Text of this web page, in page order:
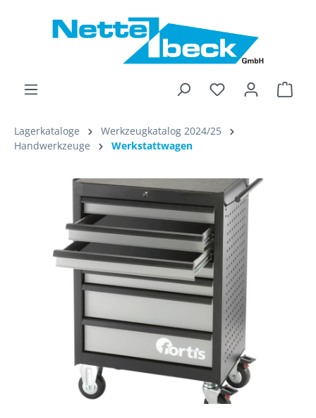
Lagerkataloge
Werkzeugkatalog 2024/25
Handwerkzeuge
Werkstattwagen